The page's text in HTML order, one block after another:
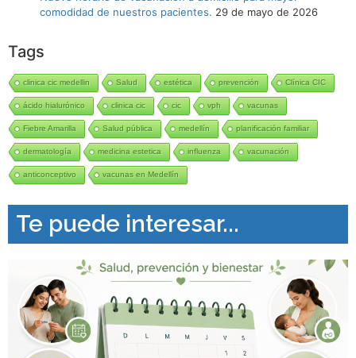
comodidad de nuestros pacientes. 29 de mayo de 2026
Tags
clinica cic medellin Salud estética prevención Clínica CIC
ácido hialurónico clinica cic cic vph vacunas
Fiebre Amarilla Salud pública medellín planificación familiar
dermatología medicina estetica influenza vacunación
anticonceptivo vacunas en Medellín
Te puede interesar...